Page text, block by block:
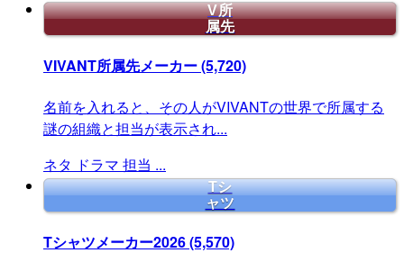
V所
属先
VIVANT所属先メーカー(5,720)
名前を入れると、その人がVIVANTの世界で所属する
謎の組織と担当が表示され...
ネタ ドラマ 担当 ...
Tシ
ャツ
Tシャツメーカー2026(5,570)